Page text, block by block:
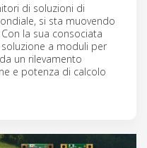
di soluzioni di
si sta muovendo
la sua consociata
a moduli per
un rilevamento
e potenza di calcolo